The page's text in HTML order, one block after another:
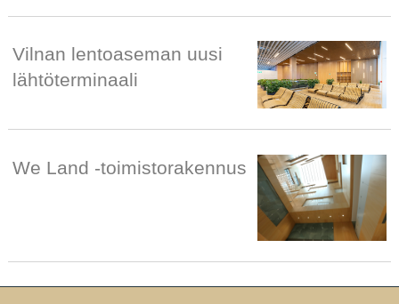
Vilnan lentoaseman uusi
lähtöterminaali
We Land -toimistorakennus